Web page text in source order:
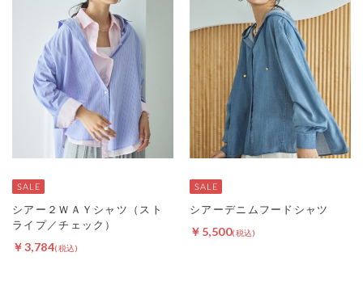
シアー２ＷＡＹシャツ（スト
ライプ／チェック）
￥3,784
シアーデニムフードシャツ
￥5,500